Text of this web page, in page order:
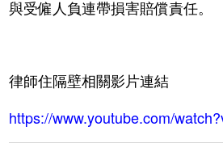
與受僱人負連帶損害賠償責任。
律師住隔壁相關影片連結
https://www.youtube.com/